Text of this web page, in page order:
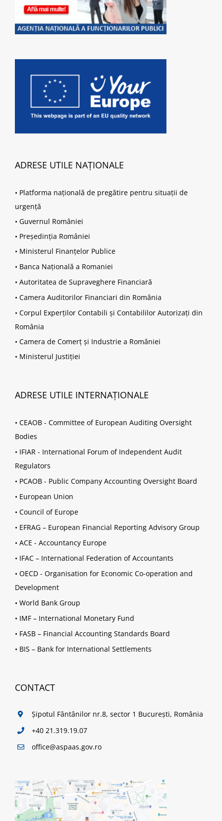
ADRESE UTILE NAȚIONALE
• Platforma națională de pregătire pentru situații de
urgență
• Guvernul României
• Președinția României
• Ministerul Finanțelor Publice
• Banca Națională a Romaniei
• Autoritatea de Supraveghere Financiară
• Camera Auditorilor Financiari din România
• Corpul Experților Contabili și Contabililor Autorizați din
România
• Camera de Comerț și Industrie a României
• Ministerul Justiției
ADRESE UTILE INTERNAȚIONALE
• CEAOB - Committee of European Auditing Oversight
Bodies
• IFIAR - International Forum of Independent Audit
Regulators
• PCAOB - Public Company Accounting Oversight Board
• European Union
• Council of Europe
• EFRAG – European Financial Reporting Advisory Group
• ACE - Accountancy Europe
• IFAC – International Federation of Accountants
• OECD - Organisation for Economic Co-operation and
Development
• World Bank Group
• IMF – International Monetary Fund
• FASB – Financial Accounting Standards Board
• BIS – Bank for International Settlements
CONTACT
Șipotul Fântânilor nr.8, sector 1 București, România
+40 21.319.19.07
office@aspaas.gov.ro